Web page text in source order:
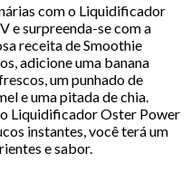
com o Liquidificador
e surpreenda-se com a
receita de Smoothie
adicione uma banana
um punhado de
e uma pitada de chia.
Liquidificador Oster Power
instantes, você terá um
e sabor.